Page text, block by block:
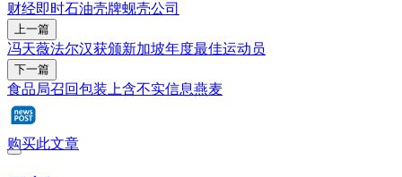
财经即时石油壳牌蚬壳公司
上一篇
冯天薇法尔汉获颁新加坡年度最佳运动员
下一篇
食品局召回包装上含不实信息燕麦
购买此文章